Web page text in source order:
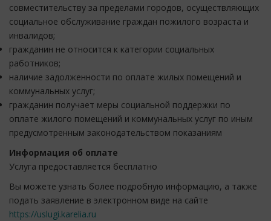
совместительству за пределами городов, осуществляющих
социальное обслуживание граждан пожилого возраста и
инвалидов;
гражданин не относится к категории социальных
работников;
наличие задолженности по оплате жилых помещений и
коммунальных услуг;
гражданин получает меры социальной поддержки по
оплате жилого помещений и коммунальных услуг по иным
предусмотренным законодательством показаниям
Информация об оплате
Услуга предоставляется бесплатно
Вы можете узнать более подробную информацию, а также
подать заявление в электронном виде на сайте
https://uslugi.karelia.ru